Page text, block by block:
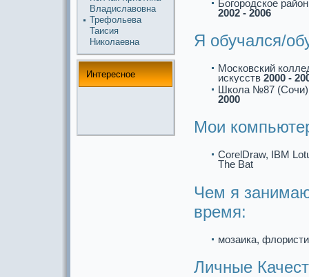
Владиславовна
Трефольева
Таисия
Николаевна
Интереснoе
Богородское
2002 - 2006
Я обучался/
Московский
искусств 2000 -
Школа №87 (Сочи)
2000
Мои
CorelDraw, IBM
The Bat
Чем я
время:
мозаикa,
Личные